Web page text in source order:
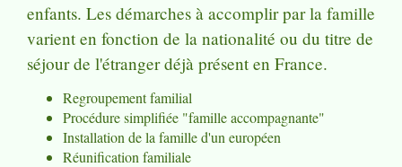
enfants. Les démarches à accomplir par la famille
varient en fonction de la nationalité ou du titre de
séjour de l'étranger déjà présent en France.
Regroupement familial
Procédure simplifiée "famille accompagnante"
Installation de la famille d'un européen
Réunification familiale